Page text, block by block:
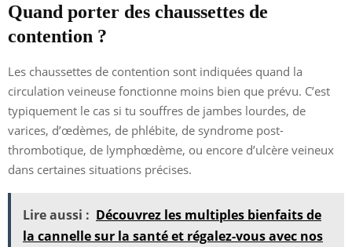
Quand porter des chaussettes de
contention ?
Les chaussettes de contention sont indiquées quand la
circulation veineuse fonctionne moins bien que prévu. C’est
typiquement le cas si tu souffres de jambes lourdes, de
varices, d’œdèmes, de phlébite, de syndrome post-
thrombotique, de lymphœdème, ou encore d’ulcère veineux
dans certaines situations précises.
Lire aussi : Découvrez les multiples bienfaits de
la cannelle sur la santé et régalez-vous avec nos